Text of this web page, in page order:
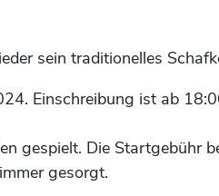
sein traditionelles
Einschreibung ist ab
gespielt. Die Startgebühr
gesorgt.